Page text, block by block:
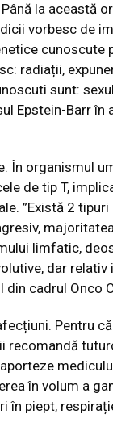
la această
vorbesc de
radiații,
sunt:
Epstein-Barr în
În organismul
de tip T,
”Există 2
limfatic,
dar relativ
cadrul Onco
Pentru
recomandă
în volum a
în piept,